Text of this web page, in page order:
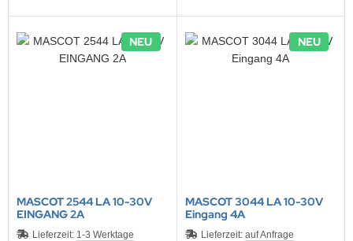
NEU
MASCOT 2544 LA 10-30V
EINGANG 2A
Lieferzeit: 1-3 Werktage
NEU
MASCOT 3044 LA 10-30V
Eingang 4A
Lieferzeit: auf Anfrage